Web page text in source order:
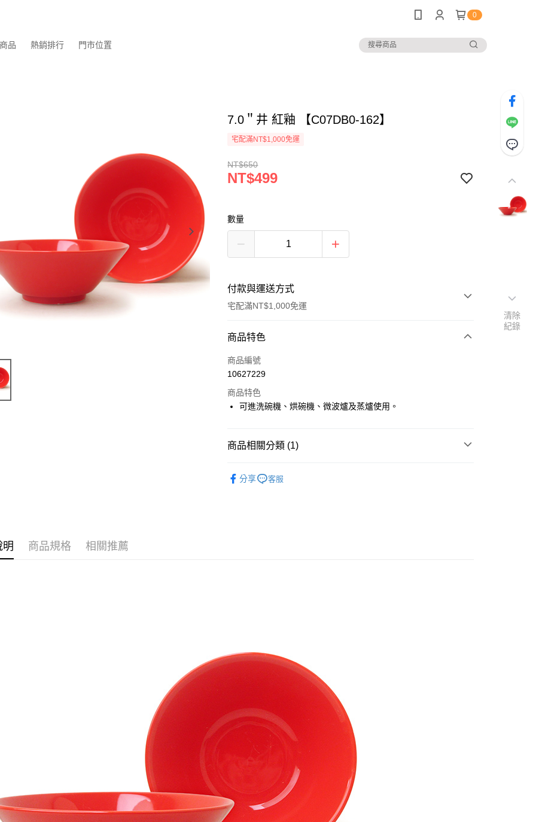
0
品 熱銷排行 門市位置
7.0＂井 紅釉 【C07DB0-162】
宅配滿NT$1,000免運
NT$650
NT$499
數量
付款與運送方式
宅配滿NT$1,000免運
付款方式
信用卡一次付款
ATM付款
運送方式
每筆NT$200，滿NT$1,000(含以上)免運費
商品特色
商品編號
10627229
商品特色
可進洗碗機、烘碗機、微波爐及蒸爐使用。
商品相關分類 (1)
分享
客服
明 商品規格 相關推薦
清除
紀錄